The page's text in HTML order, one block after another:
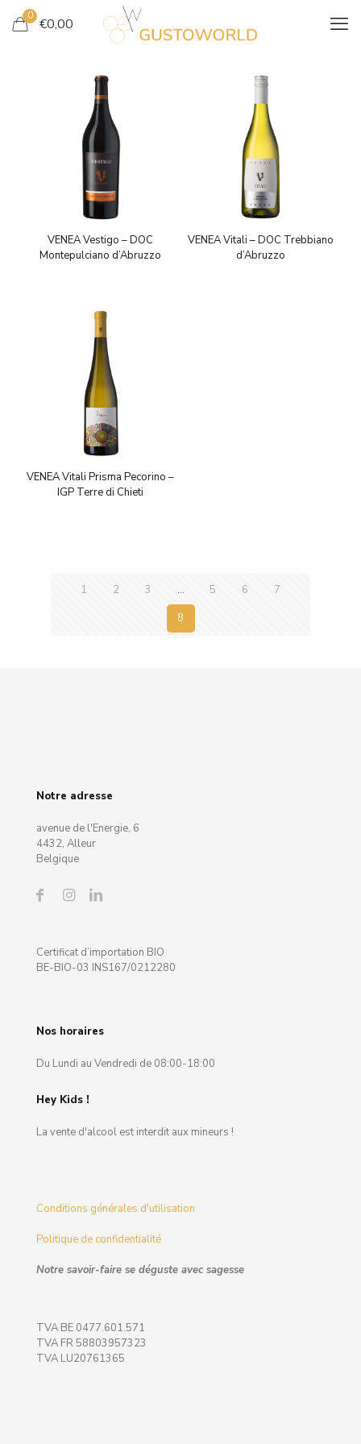
0 €0,00
VENEA Vestigo – DOC
Montepulciano d’Abruzzo
VENEA Vitali – DOC Trebbiano
d’Abruzzo
VENEA Vitali Prisma Pecorino –
IGP Terre di Chieti
1 2 3 … 5 6
7
8
Notre adresse
avenue de l'Energie, 6
4432, Alleur
Belgique
Certificat d’importation BIO
BE-BIO-03 INS167/0212280
Nos horaires
Du Lundi au Vendredi de 08:00-18:00
Hey Kids !
La vente d'alcool est interdit aux mineurs !
Conditions générales d'utilisation
Politique de confidentialité
Notre savoir-faire se déguste avec sagesse
TVA BE 0477.601.571
TVA FR 58803957323
TVA LU20761365